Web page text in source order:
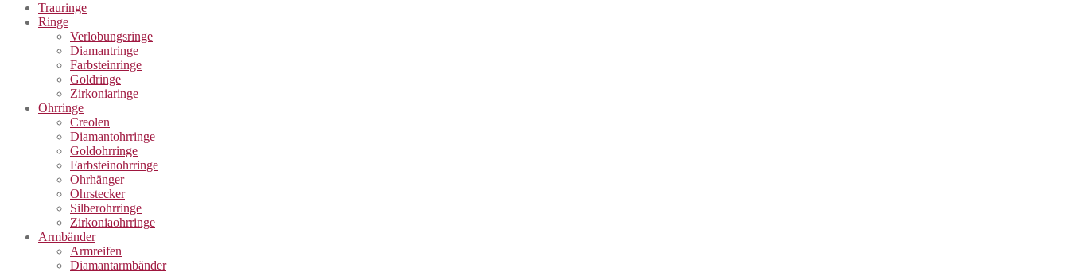
Trauringe
Ringe
Verlobungsringe
Diamantringe
Farbsteinringe
Goldringe
Zirkoniaringe
Ohrringe
Creolen
Diamantohrringe
Goldohrringe
Farbsteinohrringe
Ohrhänger
Ohrstecker
Silberohrringe
Zirkoniaohrringe
Armbänder
Armreifen
Diamantarmbänder